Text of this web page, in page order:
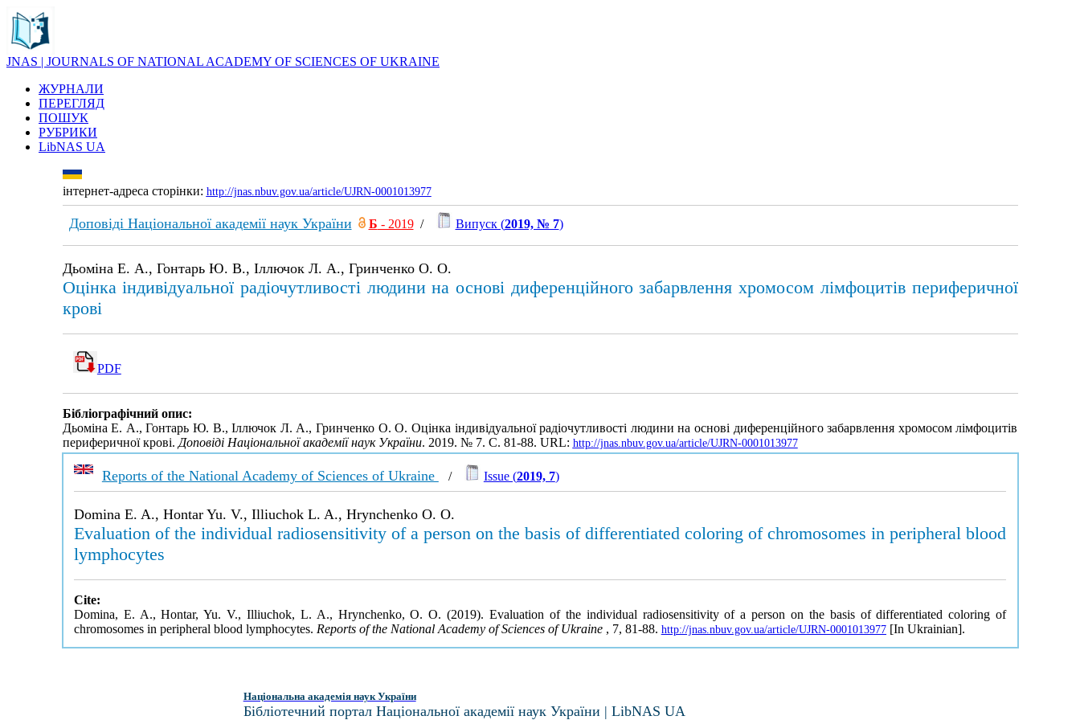
JNAS | JOURNALS OF NATIONAL ACADEMY OF SCIENCES OF UKRAINE
ЖУРНАЛИ
ПЕРЕГЛЯД
ПОШУК
РУБРИКИ
LibNAS UA
інтернет-адреса сторінки: http://jnas.nbuv.gov.ua/article/UJRN-0001013977
Доповіді Національної академії наук України Б - 2019/ Випуск (2019, № 7)
Дьоміна Е. А., Гонтарь Ю. В., Іллючок Л. А., Гринченко О. О.
Оцінка індивідуальної радіочутливості людини на основі диференційного забарвлення хромосом лімфоцитів периферичної
крові
PDF
Бібліографічний опис:
Дьоміна Е. А., Гонтарь Ю. В., Іллючок Л. А., Гринченко О. О. Оцінка індивідуальної радіочутливості людини на основі диференційного забарвлення хромосом лімфоцитів
периферичної крові.Доповіді Національної академії наук України. 2019. № 7. С. 81-88. URL: http://jnas.nbuv.gov.ua/article/UJRN-0001013977
Reports of the National Academy of Sciences of Ukraine / Issue (2019, 7)
Domina E. A., Hontar Yu. V., Illiuchok L. A., Hrynchenko O. O.
Evaluation of the individual radiosensitivity of a person on the basis of differentiated coloring of chromosomes in peripheral blood
lymphocytes
Cite:
Domina, E. A., Hontar, Yu. V., Illiuchok, L. A., Hrynchenko, O. O. (2019). Evaluation of the individual radiosensitivity of a person on the basis of differentiated coloring of
chromosomes in peripheral blood lymphocytes. Reports of the National Academy of Sciences of Ukraine , 7, 81-88. http://jnas.nbuv.gov.ua/article/UJRN-0001013977[In Ukrainian].
Національна академія наук України
Бібліотечний портал Національної академії наук України | LibNAS UA